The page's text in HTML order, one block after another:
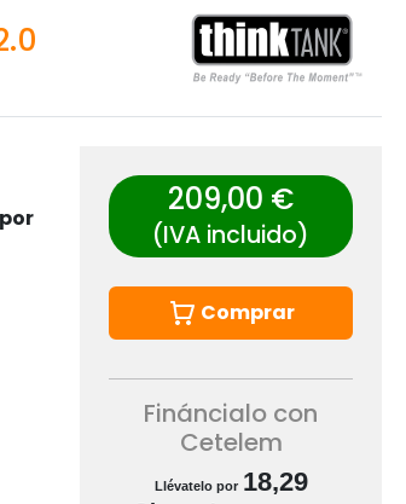
209,00 €
(IVA incluido)
Comprar
Fináncialo con
Cetelem
Llévatelo por 18,29